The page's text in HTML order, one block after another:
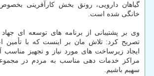
گیاهان دارویی، رونق بخش کارآفرینی
خانگی شده است.
وی بر پشتیبانی از برنامه های توسعه ای جهاد
تصریح کرد: تلاش مان بر اینست که با تأمین
ایجاد زیرساخت های مورد نیاز و تجهیز مناسب
مراکز خدمات دهی مناسب به مردم در
سهیم باشیم.